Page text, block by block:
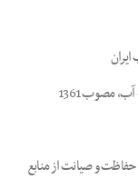
ﻣﺼﻮب 1361
ﻋﺎدﻻﻧﻪ آب، ﻣﺼﻮب 1361 ﺑﻪ ﻗﺎﻧﻮن ﺣﻔﺎﻇﺖ و ﺻﯿﺎﻧﺖ از ﻣﻨﺎﺑﻊ